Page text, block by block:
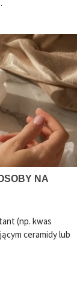
NA
(np. kwas
ceramidy lub